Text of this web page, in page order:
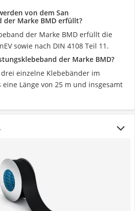
von dem San
der Marke BMD erfüllt?
der Marke BMD erfüllt die
sowie nach DIN 4108 Teil 11.
der Marke BMD?
einzelne Klebebänder im
Länge von 25 m und insgesamt